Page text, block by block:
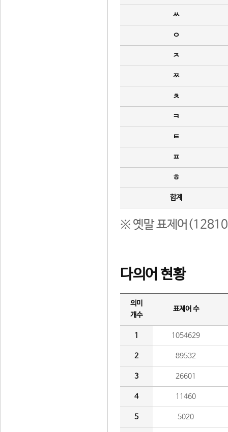
ㅆ
ㅇ
ㅈ
ㅉ
ㅊ
ㅋ
ㅌ
ㅍ
ㅎ
합계
※ 옛말 표제어(12810
다의어 현황
의미
개수
표제어 수
1 1054629
2 89532
3 26601
4 11460
5 5020